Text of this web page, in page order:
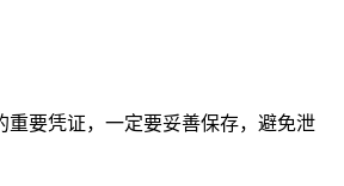
要凭证，一定要妥善保存，避免泄